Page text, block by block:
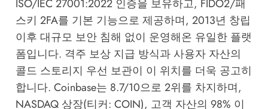
ISO/IEC 27001:2022 인증을 보유하고, FIDO2/패
스키 2FA를 기본 기능으로 제공하며, 2013년 창립
이후 대규모 보안 침해 없이 운영해온 유일한 플랫
폼입니다. 격주 보상 지급 방식과 사용자 자산의
콜드 스토리지 우선 보관이 이 위치를 더욱 공고히
합니다. Coinbase는 8.7/10으로 2위를 차지하며,
NASDAQ 상장(티커: COIN), 고객 자산의 98% 이